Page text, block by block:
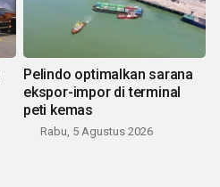
Pelindo optimalkan sarana
ekspor-impor di terminal
peti kemas
Rabu, 5 Agustus 2026